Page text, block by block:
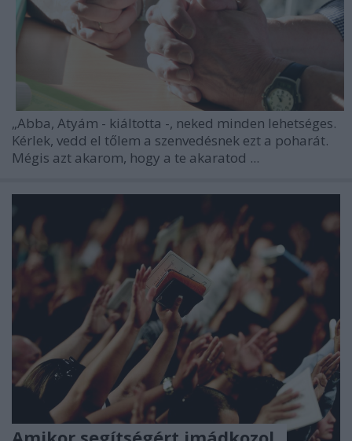
„Abba, Atyám - kiáltotta -, neked minden lehetséges.
Kérlek, vedd el tőlem a szenvedésnek ezt a poharát.
Mégis azt akarom, hogy a te akaratod ...